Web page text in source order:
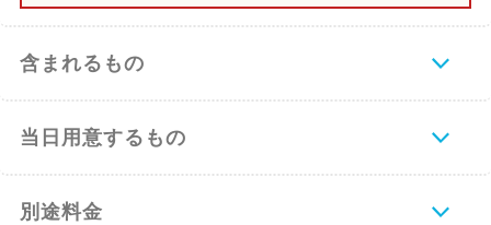
含まれるもの
当日用意するもの
別途料金